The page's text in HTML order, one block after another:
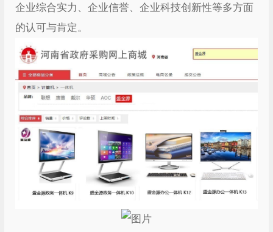
企业综合实力、企业信誉、企业科技创新性等多方面
的认可与肯定。